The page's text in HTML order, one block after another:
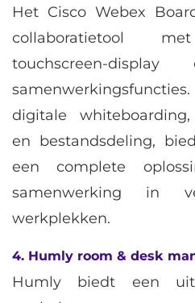
Het Cisco Webex
collaboratietool
touchscreen-
digitale whiteboarding,
en bestandsdeling,
een complete
samenwerking in
werkplekken.
4. Humly room & desk
Humly biedt een